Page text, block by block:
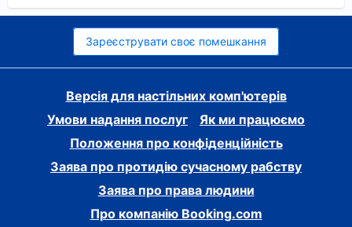
Зареєструвати своє помешкання
Версія для настільних комп'ютерів
Умови надання послуг
Як ми працюємо
Положення про конфіденційність
Заява про протидію сучасному рабству
Заява про права людини
Про компанію Booking.com